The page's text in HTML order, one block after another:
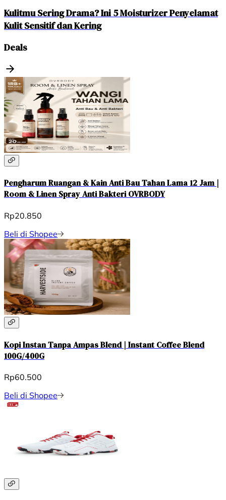
Kulitmu Sering Drama? Ini 5 Moisturizer Penyelamat
Kulit Sensitif dan Kering
Deals
Pengharum Ruangan & Kain Anti Bau Tahan Lama 12 Jam |
Room & Linen Spray Anti Bakteri OVRBODY
Rp20.850
Beli di Shopee
Kopi Instan Tanpa Ampas Blend | Instant Coffee Blend
100G/400G
Rp60.500
Beli di Shopee